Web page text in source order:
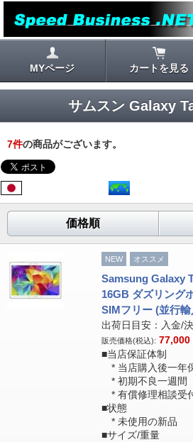
MYページ カートを見る
サムスン Galaxy
7件の商品がございます。
価格順
NEW オススメ
Samsung Galaxy
16GB ダズリング
SIMフリー (並行
出荷日目安：入金/
販売価格(税込): 77,000
■当店保証体制
* 当店購入後一年
* 初期不良一週間
* 有償修理相談受
■状態
* 未使用の新品
■サイズ/重量